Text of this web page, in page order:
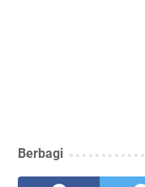
Berbagi